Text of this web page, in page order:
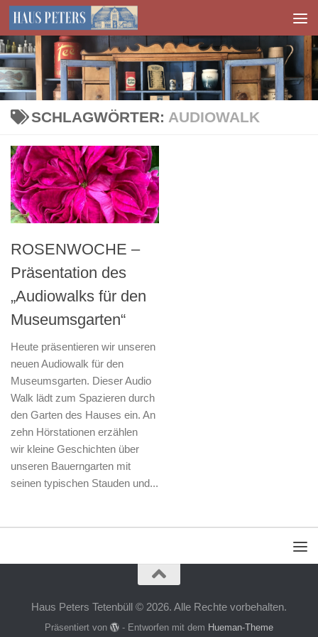
Zum Inhalt springen
SCHLAGWÖRTER: AUDIOWALK
ROSENWOCHE –
Präsentation des
„Audiowalks für den
Museumsgarten“
Heute präsentieren wir unseren
neuen Audiowalk für den
Museumsgarten. Dieser Audio
Walk lädt zum Spazieren durch
den Garten des Hauses ein. An
zehn Hörstationen erzählen
wir kleine Geschichten über
unseren Bauerngarten mit
seinen typischen Stauden und...
Haus Peters Tetenbüll © 2026. Alle Rechte vorbehalten.
Präsentiert von - Entworfen mit dem Hueman-Theme